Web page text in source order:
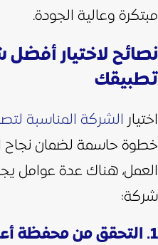
مبتكرة وعالية الجودة.
نصائح لاختيار
تطبيقك
اختيار الشركة المناسبة
خطوة حاسمة لضمان نجاح
العمل، هناك عدة عوامل
شركة:
1. التحقق من محفظة أعمال الشركة